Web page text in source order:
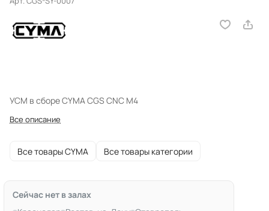
УСМ в сборе CYMA CGS CNC M4
Все описание
Все товары CYMA Все товары категории
Сейчас нет в залах